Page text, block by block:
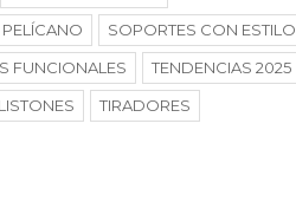
SOPORTES CON ESTILO
FUNCIONALES
TENDENCIAS 2025
TIRADORES